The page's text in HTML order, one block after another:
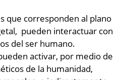
que corresponden al plano
pueden interactuar con
del ser humano.
activar, por medio de
de la humanidad,